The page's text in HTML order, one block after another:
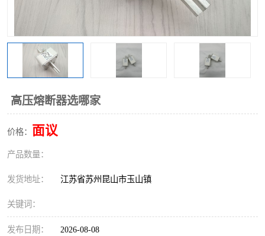
高压熔断器选哪家
价格： 面议
产品数量：
发货地址： 江苏省苏州昆山市玉山镇
关键词：
发布日期： 2026-08-08